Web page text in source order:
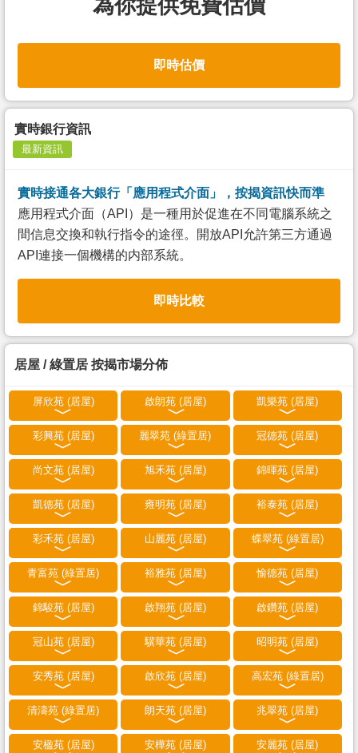
為你提供免費估價
即時估價
實時銀行資訊
最新資訊
實時接通各大銀行「應用程式介面」，按揭資訊快而準
應用程式介面（API）是一種用於促進在不同電腦系統之
間信息交換和執行指令的途徑。開放API允許第三方通過
API連接一個機構的内部系統。
即時比較
居屋 / 綠置居 按揭市場分佈
屏欣苑 (居屋) 啟朗苑 (居屋) 凱樂苑 (居屋)
彩興苑 (居屋) 麗翠苑 (綠置居) 冠德苑 (居屋)
尚文苑 (居屋) 旭禾苑 (居屋) 錦暉苑 (居屋)
凱德苑 (居屋) 雍明苑 (居屋) 裕泰苑 (居屋)
彩禾苑 (居屋) 山麗苑 (居屋) 蝶翠苑 (綠置居)
青富苑 (綠置居) 裕雅苑 (居屋) 愉德苑 (居屋)
錦駿苑 (居屋) 啟翔苑 (居屋) 啟鑽苑 (居屋)
冠山苑 (居屋) 驥華苑 (居屋) 昭明苑 (居屋)
安秀苑 (居屋) 啟欣苑 (居屋) 高宏苑 (綠置居)
清濤苑 (綠置居) 朗天苑 (居屋) 兆翠苑 (居屋)
安楹苑 (居屋) 安樺苑 (居屋) 安麗苑 (居屋)